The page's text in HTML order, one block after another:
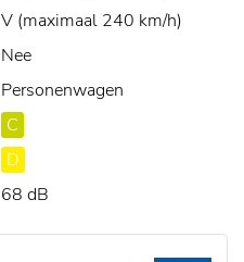
V (maximaal 240 km/h)
Nee
Personenwagen
C
D
68 dB